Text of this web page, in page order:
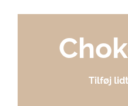
Tilføj